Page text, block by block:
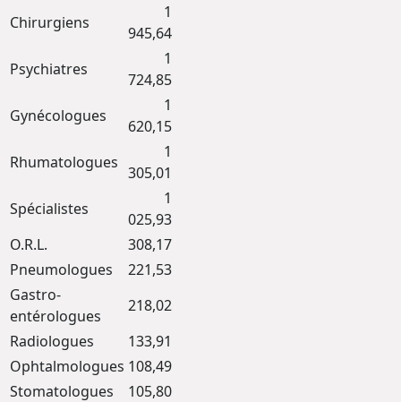
Chirurgiens
1
945,64
Psychiatres
1
724,85
Gynécologues
1
620,15
Rhumatologues
1
305,01
Spécialistes
1
025,93
O.R.L.
308,17
Pneumologues
221,53
Gastro-
entérologues
218,02
Radiologues
133,91
Ophtalmologues 108,49
Stomatologues
105,80